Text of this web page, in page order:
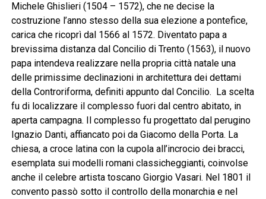
Michele Ghislieri (1504 – 1572), che ne decise la
costruzione l’anno stesso della sua elezione a pontefice,
carica che ricoprì dal 1566 al 1572. Diventato papa a
brevissima distanza dal Concilio di Trento (1563), il nuovo
papa intendeva realizzare nella propria città natale una
delle primissime declinazioni in architettura dei dettami
della Controriforma, definiti appunto dal Concilio. La scelta
fu di localizzare il complesso fuori dal centro abitato, in
aperta campagna. Il complesso fu progettato dal perugino
Ignazio Danti, affiancato poi da Giacomo della Porta. La
chiesa, a croce latina con la cupola all’incrocio dei bracci,
esemplata sui modelli romani classicheggianti, coinvolse
anche il celebre artista toscano Giorgio Vasari. Nel 1801 il
convento passò sotto il controllo della monarchia e nel